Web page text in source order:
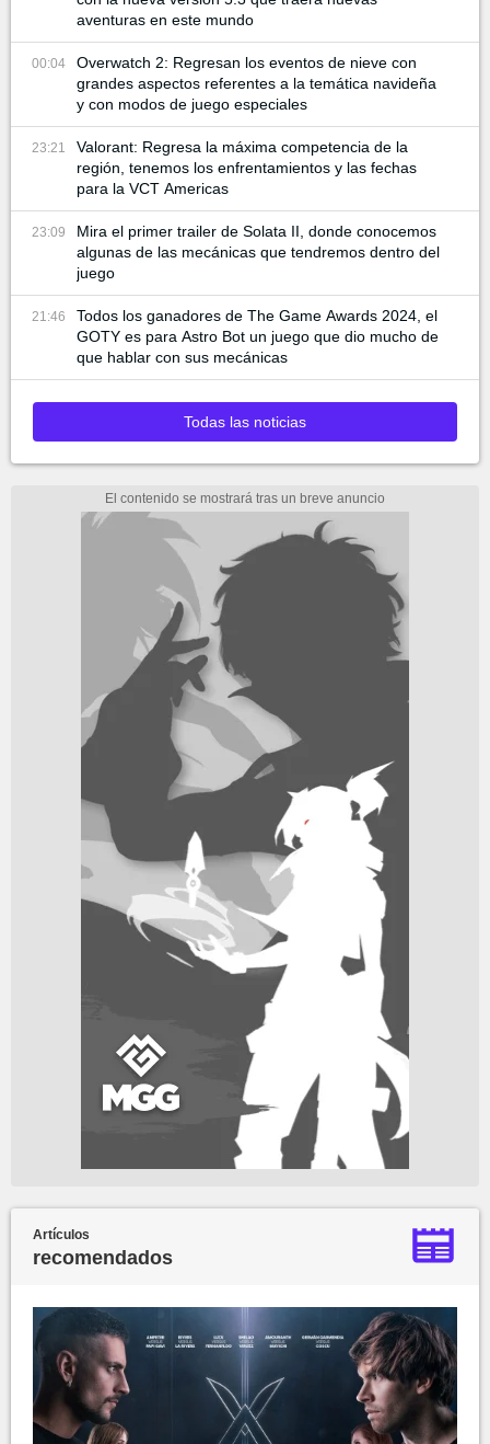
aventuras en este mundo
00:04
Overwatch 2: Regresan los eventos de nieve con
grandes aspectos referentes a la temática navideña
y con modos de juego especiales
23:21
Valorant: Regresa la máxima competencia de la
región, tenemos los enfrentamientos y las fechas
para la VCT Americas
23:09
Mira el primer trailer de Solata II, donde conocemos
algunas de las mecánicas que tendremos dentro del
juego
21:46
Todos los ganadores de The Game Awards 2024, el
GOTY es para Astro Bot un juego que dio mucho de
que hablar con sus mecánicas
Todas las noticias
Artículos
recomendados